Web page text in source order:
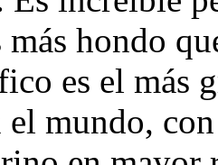
más hondo
es el más
el mundo,